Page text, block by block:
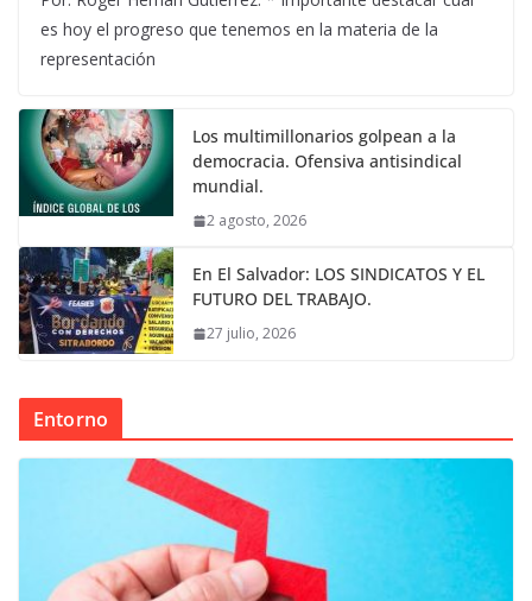
es hoy el progreso que tenemos en la materia de la
representación
Los multimillonarios golpean a la
democracia. Ofensiva antisindical
mundial.
2 agosto, 2026
En El Salvador: LOS SINDICATOS Y EL
FUTURO DEL TRABAJO.
27 julio, 2026
Entorno